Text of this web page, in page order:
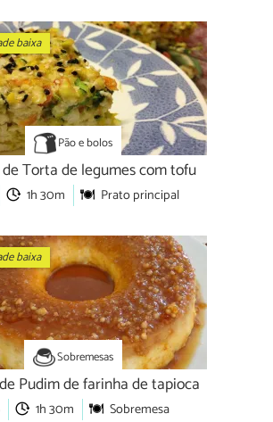
baixa
Pão e bolos
Torta de legumes com tofu
1h 30m Prato principal
baixa
Sobremesas
Pudim de farinha de tapioca
1h 30m Sobremesa